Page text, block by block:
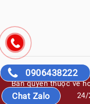
Bản quyền thuộc về
24/
0906438222
Chat Zalo